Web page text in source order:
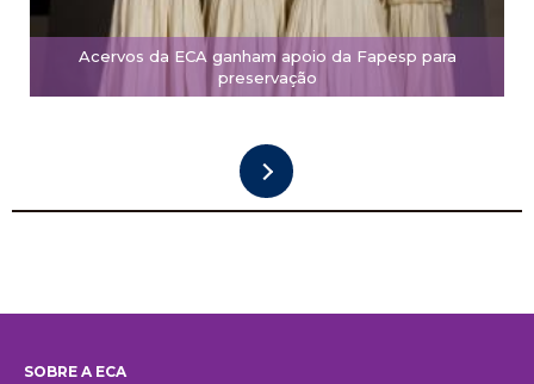
Acervos da ECA ganham apoio da Fapesp para
preservação
SOBRE A ECA